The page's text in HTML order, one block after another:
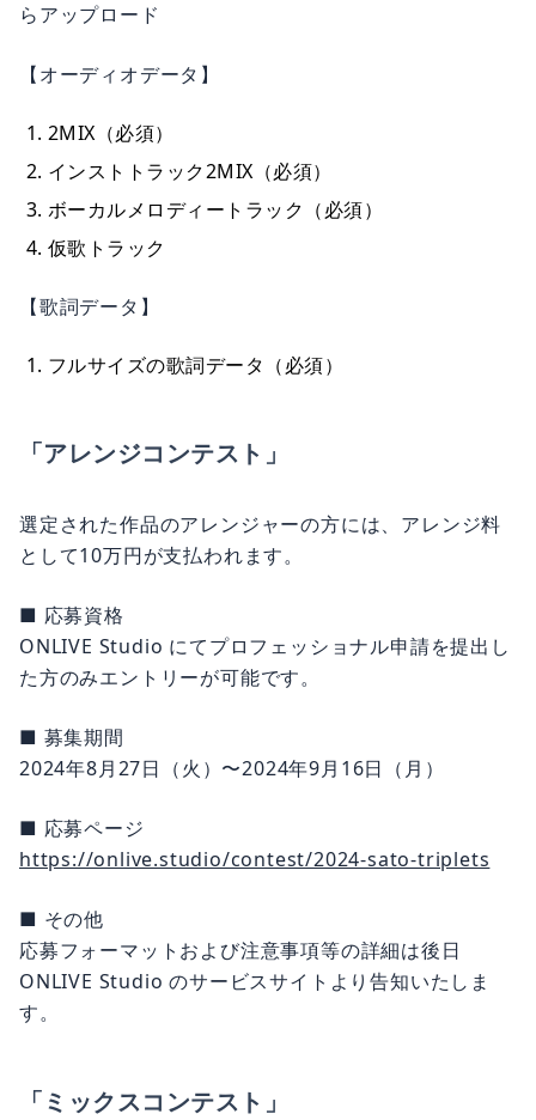
らアップロード
【オーディオデータ】
2MIX（必須）
インストトラック2MIX（必須）
ボーカルメロディートラック（必須）
仮歌トラック
【歌詞データ】
フルサイズの歌詞データ（必須）
「アレンジコンテスト」
選定された作品のアレンジャーの方には、アレンジ料
として10万円が支払われます。
■ 応募資格
ONLIVE Studio にてプロフェッショナル申請を提出し
た方のみエントリーが可能です。
■ 募集期間
2024年8月27日（火）〜2024年9月16日（月）
■ 応募ページ
https://onlive.studio/contest/2024-sato-triplets
■ その他
応募フォーマットおよび注意事項等の詳細は後日
ONLIVE Studio のサービスサイトより告知いたしま
す。
「ミックスコンテスト」